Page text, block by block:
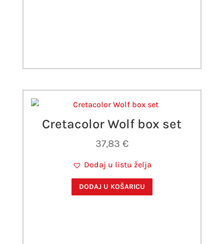
Cretacolor Wolf box set
37,83 €
Dodaj u listu želja
DODAJ U KOŠARICU